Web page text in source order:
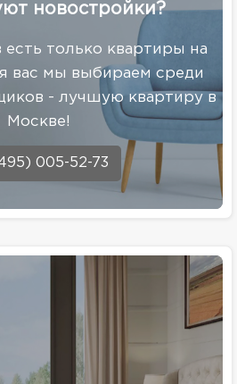
новостройки?
только квартиры на
вас мы выбираем среди
- лучшую квартиру в
Москве!
005-52-73